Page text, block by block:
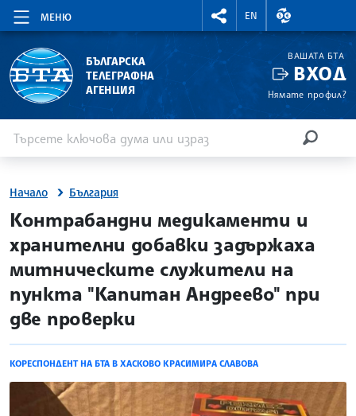
МЕНЮ
RIGHTMENU.SOCIAL
EN
ВАЛУТНИ
БЪЛГАРСКА
ТЕЛЕГРАФНА
АГЕНЦИЯ
ВАШАТА БТА
ВХОД
Нямате профил?
Начало България
site.bta
Контрабандни медикаменти и
хранителни добавки задържаха
митническите служители на
пункта "Капитан Андреево" при
две проверки
КОРЕСПОНДЕНТ НА БТА В ХАСКОВО КРАСИМИРА СЛАВОВА